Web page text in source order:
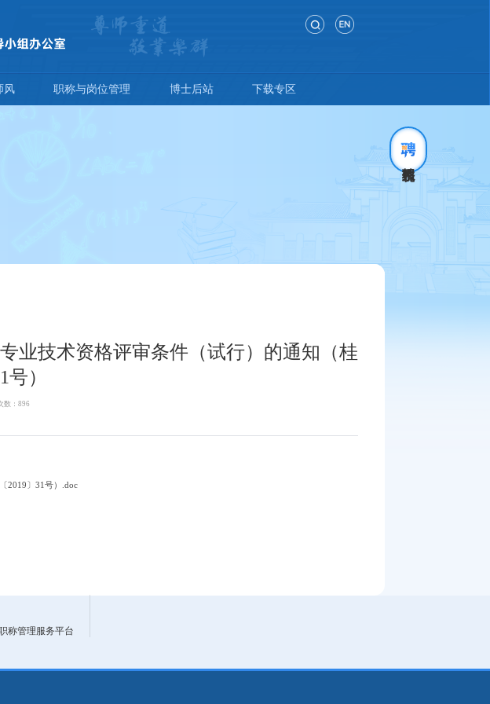
风 职称与岗位管理 博士后站 下载专区
业技术资格评审条件（试行）的通知（桂
）
数： 896
2019〕31号）.doc
称管理服务平台